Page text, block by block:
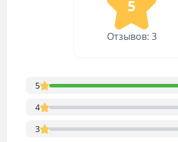
5
Отзывов: 3
5
4
3